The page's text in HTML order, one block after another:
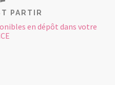
PARTIR
en dépôt dans votre